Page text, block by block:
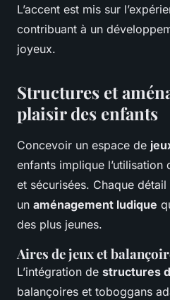
L’accent est mis sur
contribuant à un
joyeux.
Structures et
plaisir des enfants
Concevoir un espace de
enfants implique l’utilisation
et sécurisées. Chaque
un aménagement ludique
des plus jeunes.
Aires de jeux et
L’intégration de structures
balançoires et toboggans